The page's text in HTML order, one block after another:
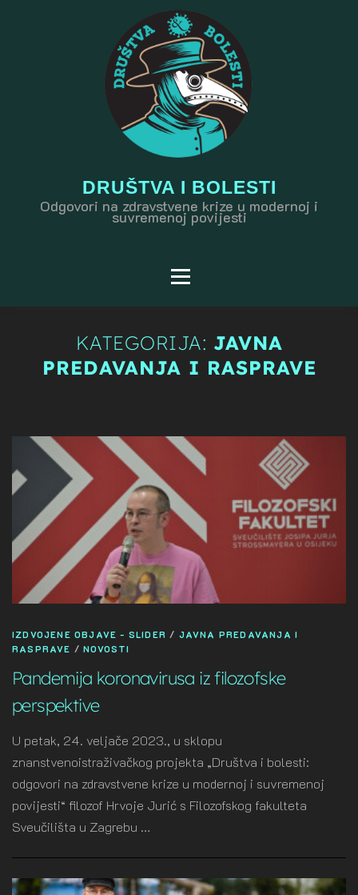
DRUŠTVA I BOLESTI
Odgovori na zdravstvene krize u modernoj i
suvremenoj povijesti
NOVOSTI O PROJEKTU JAVNA DOGAĐANJA
KORISNI SADRŽAJI IZ MEDIJA
ENGLISH
KATEGORIJA: JAVNA
PREDAVANJA I RASPRAVE
IZDVOJENE OBJAVE - SLIDER / JAVNA PREDAVANJA I
RASPRAVE /NOVOSTI
Pandemija koronavirusa iz filozofske
perspektive
U petak, 24. veljače 2023., u sklopu
znanstvenoistraživačkog projekta „Društva i bolesti:
odgovori na zdravstvene krize u modernoj i suvremenoj
povijesti“ filozof Hrvoje Jurić s Filozofskog fakulteta
Sveučilišta u Zagrebu …